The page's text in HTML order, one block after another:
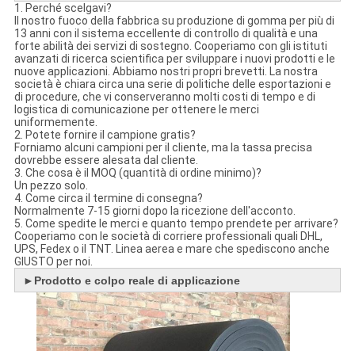
1. Perché scelgavi?
Il nostro fuoco della fabbrica su produzione di gomma per più di
13 anni con il sistema eccellente di controllo di qualità e una
forte abilità dei servizi di sostegno. Cooperiamo con gli istituti
avanzati di ricerca scientifica per sviluppare i nuovi prodotti e le
nuove applicazioni. Abbiamo nostri propri brevetti. La nostra
società è chiara circa una serie di politiche delle esportazioni e
di procedure, che vi conserveranno molti costi di tempo e di
logistica di comunicazione per ottenere le merci
uniformemente.
2. Potete fornire il campione gratis?
Forniamo alcuni campioni per il cliente, ma la tassa precisa
dovrebbe essere alesata dal cliente.
3. Che cosa è il MOQ (quantità di ordine minimo)?
Un pezzo solo.
4. Come circa il termine di consegna?
Normalmente 7-15 giorni dopo la ricezione dell'acconto.
5. Come spedite le merci e quanto tempo prendete per arrivare?
Cooperiamo con le società di corriere professionali quali DHL,
UPS, Fedex o il TNT. Linea aerea e mare che spediscono anche
GIUSTO per noi.
► Prodotto e colpo reale di applicazione